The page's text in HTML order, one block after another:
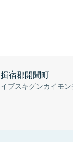
揖宿郡開聞町
イブスキグンカイモン